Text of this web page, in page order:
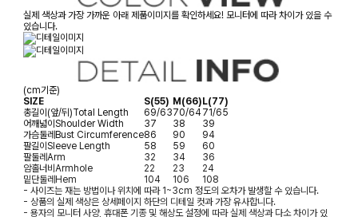
실제 색상과 가장 가까운 아래 제품이미지를 확인하세요! 모니터에 따라 차이가 있을 수
있습니다.
(cm기준)
SIZE
S(55) M(66)L(77)
총길이(앞/뒤)Total Length 69/6370/6471/65
어깨넓이Shoulder Width 37 38
39
가슴둘레Bust Circumference86 90
94
팔길이Sleeve Length 58 59
60
팔둘레Arm 32 34
36
암홀너비Armhole 22 23
24
밑단둘레Hem 104 106
108
- 사이즈는 재는 방법이나 위치에 따라 1~3cm 정도의 오차가 발생할 수 있습니다.
- 상품의 실제 색상은 상세페이지 하단의 디테일 컷과 가장 유사합니다.
- 용자의 모니터 사양, 휴대폰 기종 및 해상도 설정에 따라 실제 색상과 다소 차이가 있